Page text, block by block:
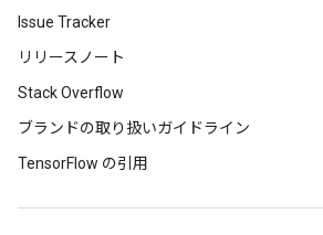
Issue Tracker
リリースノート
Stack Overflow
ブランドの取り扱いガイドライン
TensorFlow の引用